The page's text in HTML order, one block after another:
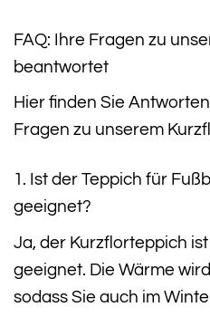
FAQ: Ihre Fragen zu
beantwortet
Hier finden Sie
Fragen zu unserem
1. Ist der Teppich für
geeignet?
Ja, der Kurzflorteppich
geeignet. Die Wärme
sodass Sie auch im